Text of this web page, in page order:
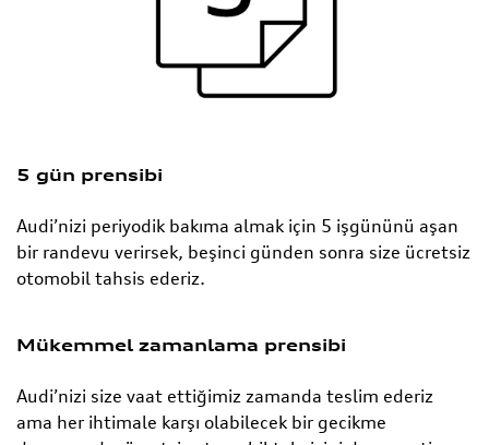
5 gün prensibi
Audi’nizi periyodik bakıma almak için 5 işgününü aşan
bir randevu verirsek, beşinci günden sonra size ücretsiz
otomobil tahsis ederiz.
Mükemmel zamanlama prensibi
Audi’nizi size vaat ettiğimiz zamanda teslim ederiz
ama her ihtimale karşı olabilecek bir gecikme